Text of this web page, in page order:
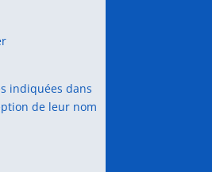
indiquées dans
de leur nom